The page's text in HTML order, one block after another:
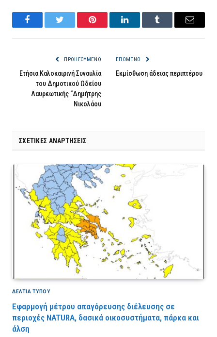
FacebookTwitter Pinterest LinkedInTumblr Email
ΠΡΟΗΓΟΎΜΕΝΟ
Ετήσια Καλοκαιρινή Συναυλία
του Δημοτικού Ωδείου
Λαυρεωτικής “Δημήτρης
Νικολάου
ΕΠΌΜΕΝΟ
Εκμίσθωση άδειας περιπτέρου
ΣΧΕΤΙΚΈΣ ΑΝΑΡΤΉΣΕΙΣ
ΔΕΛΤΙΑ ΤΥΠΟΥ
Εφαρμογή μέτρου απαγόρευσης διέλευσης σε
περιοχές NATURA, δασικά οικοσυστήματα, πάρκα και
άλση